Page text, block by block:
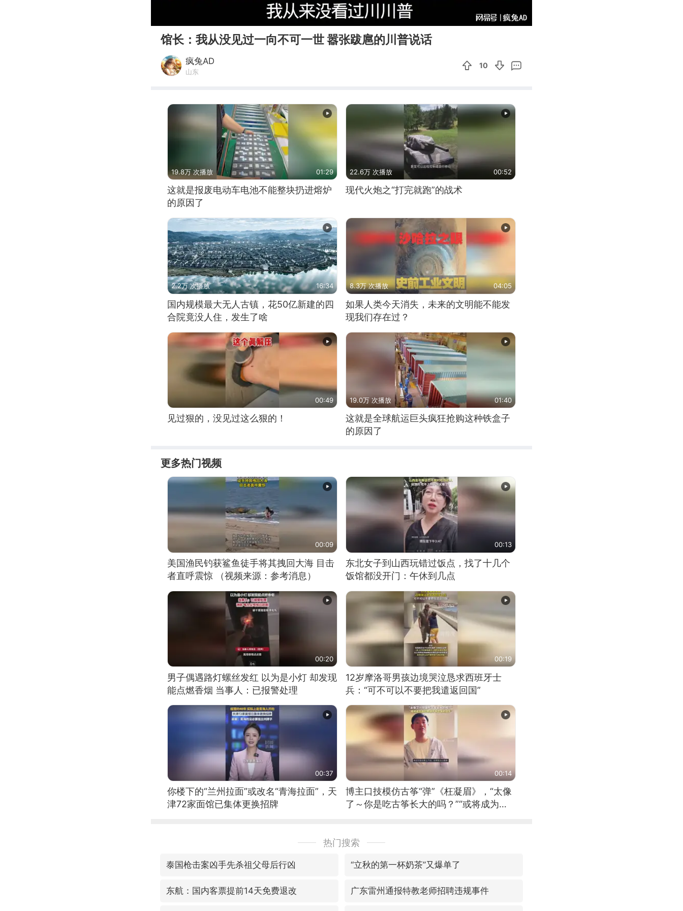
02:24
馆长：我从没见过一向不可一世 嚣张跋扈的川普说话
疯兔AD
山东
10
19.8万 次播放 01:29
这就是报废电动车电池不能整块扔进熔炉
的原因了
22.6万 次播放 00:52
现代火炮之“打完就跑”的战术
2.2万 次播放 16:34
国内规模最大无人古镇，花50亿新建的四
合院竟没人住，发生了啥
8.3万 次播放 04:05
如果人类今天消失，未来的文明能不能发
现我们存在过？
00:49
见过狠的，没见过这么狠的！
19.0万 次播放 01:40
这就是全球航运巨头疯狂抢购这种铁盒子
的原因了
更多热门视频
00:09
美国渔民钓获鲨鱼徒手将其拽回大海 目击
者直呼震惊 （视频来源：参考消息）
00:13
东北女子到山西玩错过饭点，找了十几个
饭馆都没开门：午休到几点
00:20
男子偶遇路灯螺丝发红 以为是小灯 却发现
能点燃香烟 当事人：已报警处理
00:19
12岁摩洛哥男孩边境哭泣恳求西班牙士
兵：“可不可以不要把我遣返回国”
00:37
你楼下的“兰州拉面”或改名“青海拉面”，天
津72家面馆已集体更换招牌
00:14
博主口技模仿古筝“弹”《枉凝眉》，“太像
了～你是吃古筝长大的吗？”“或将成为首
热门搜索
泰国枪击案凶手先杀祖父母后行凶 “立秋的第一杯奶茶”又爆单了
东航：国内客票提前14天免费退改 广东雷州通报特教老师招聘违规事件